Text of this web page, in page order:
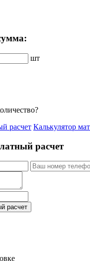
шт
расчет Калькулятор
расчет
расчет